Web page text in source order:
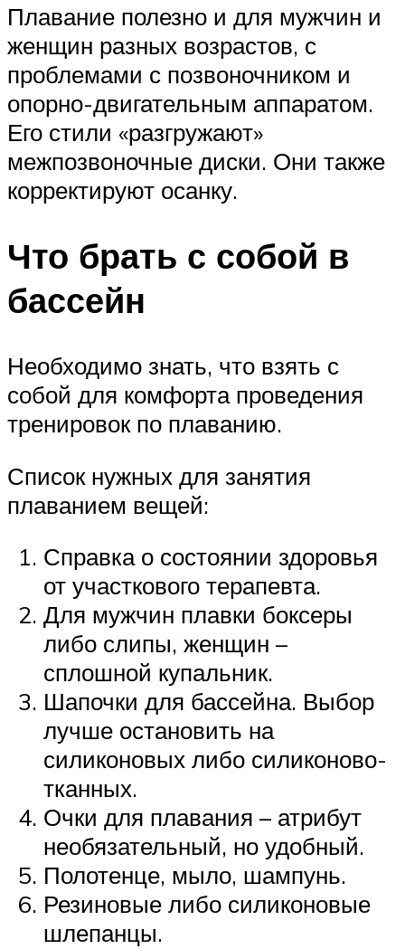
Плавание полезно и для мужчин и
женщин разных возрастов, с
проблемами с позвоночником и
опорно-двигательным аппаратом.
Его стили «разгружают»
межпозвоночные диски. Они также
корректируют осанку.
Что брать с собой в
бассейн
Необходимо знать, что взять с
собой для комфорта проведения
тренировок по плаванию.
Список нужных для занятия
плаванием вещей:
Справка о состоянии здоровья
от участкового терапевта.
Для мужчин плавки боксеры
либо слипы, женщин –
сплошной купальник.
Шапочки для бассейна. Выбор
лучше остановить на
силиконовых либо силиконово-
тканных.
Очки для плавания – атрибут
необязательный, но удобный.
Полотенце, мыло, шампунь.
Резиновые либо силиконовые
шлепанцы.